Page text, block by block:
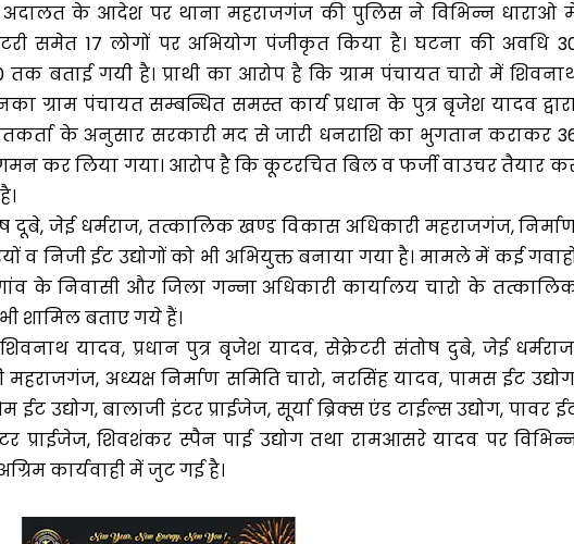
अदालत के आदेश पर थाना महराजगंज की पुलिस ने विभिन्न धाराओ
समेत 17 लोगों पर अभियोग पंजीकृत किया है। घटना की अवधि
बताई गयी है। प्राथी का आरोप है कि ग्राम पंचायत चारो में
ग्राम पंचायत सम्बन्धित समस्त कार्य प्रधान के पुत्र बृजेश यादव
के अनुसार सरकारी मद से जारी धनराशि का भुगतान कराकर
कर लिया गया। आरोप है कि कूटरचित बिल व फर्जी वाउचर तैयार
दूबे, जेई धर्मराज, तत्कालिक खण्ड विकास अधिकारी महराजगंज,
व निजी ईट उद्योगों को भी अभियुक्त बनाया गया है। मामले में कई
के निवासी और जिला गन्ना अधिकारी कार्यालय चारो के
शामिल बताए गये हैं।
यादव, प्रधान पुत्र बृजेश यादव, सेक्रेटरी संतोष दुबे, जेई
अध्यक्ष निर्माण समिति चारो, नरसिंह यादव, पामस ईट
उद्योग, बालाजी इंटर प्राईजेज, सूर्या ब्रिक्स एंड टाईल्स उद्योग, पावर
प्राईजेज, शिवशंकर स्पैन पाई उद्योग तथा रामआसरे यादव पर
कार्यवाही में जुट गई है।